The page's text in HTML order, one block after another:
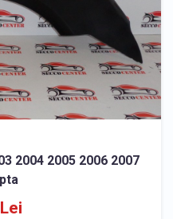
2004 2005 2006 2007